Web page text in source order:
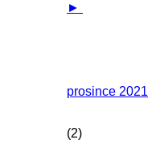
►
prosince 2021
(2)